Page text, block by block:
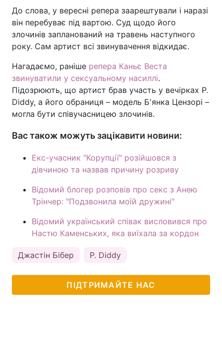
До слова, у вересні репера заарештували і наразі
він перебуває під вартою. Суд щодо його
злочинів запланований на травень наступного
року. Сам артист всі звинувачення відкидає.
Нагадаємо, раніше репера Каньє Веста
звинуватили у сексуальному насиллі.
Підозрюють, що артист брав участь у вечірках P.
Diddy, а його обраниця – модель Б'янка Цензорі –
могла бути співучасницею злочинів.
Вас також можуть зацікавити новини:
Екс-учасник "Корупції" розійшовся з
дівчиною та назвав причину розриву
Відомий блогер розповів про секс з Анею
Трінчер: "Подзвонила моїй дружині"
Відомий український співак висловився про
Настю Каменських, яка виїхала за кордон
Джастін Бібер P. Diddy
ПІДТРИМАЙТЕ НАС